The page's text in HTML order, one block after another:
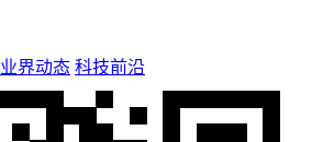
业界动态 科技前沿